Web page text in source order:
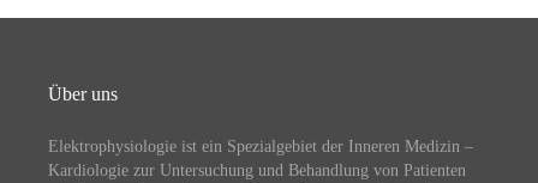
Über uns
Elektrophysiologie ist ein Spezialgebiet der Inneren Medizin –
Kardiologie zur Untersuchung und Behandlung von Patienten